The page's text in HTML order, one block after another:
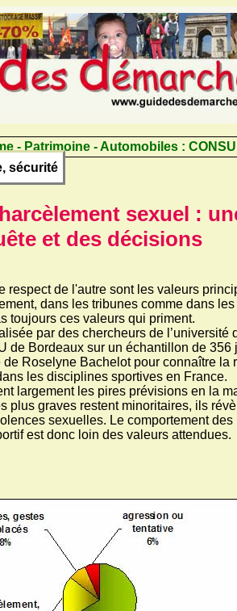
- Patrimoine - Automobiles :
sécurité
sexuel :
et des décisions
respect de l'autre sont les valeurs
dans les tribunes comme dans les
toujours ces valeurs qui priment.
par des chercheurs de l’université
de Bordeaux sur un échantillon de 356
Roselyne Bachelot pour connaître la
les disciplines sportives en France.
largement les pires prévisions en la
plus graves restent minoritaires, ils
sexuelles. Le comportement des
est donc loin des valeurs attendues.